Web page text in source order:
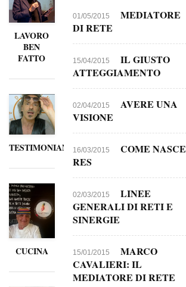
LAVORO
BEN
FATTO
TESTIMONIANZE
CUCINA
01/05/2015
MEDIATORE
DI RETE
15/04/2015
IL GIUSTO
ATTEGGIAMENTO
02/04/2015
AVERE UNA
VISIONE
16/03/2015
COME NASCE
RES
02/03/2015
LINEE
GENERALI DI RETI E
SINERGIE
15/01/2015
MARCO
CAVALIERI: IL
MEDIATORE DI RETE